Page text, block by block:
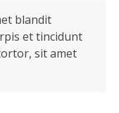
blandit
et tincidunt
sit amet